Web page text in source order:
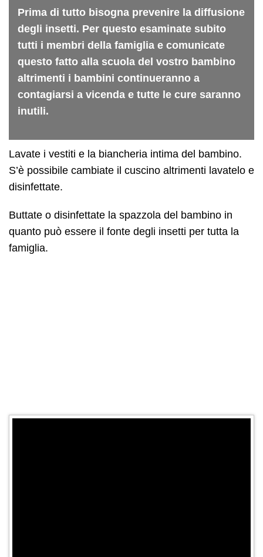
Prima di tutto bisogna prevenire la diffusione
degli insetti. Per questo esaminate subito
tutti i membri della famiglia e comunicate
questo fatto alla scuola del vostro bambino
altrimenti i bambini continueranno a
contagiarsi a vicenda e tutte le cure saranno
inutili.
Lavate i vestiti e la biancheria intima del bambino.
S’è possibile cambiate il cuscino altrimenti lavatelo e
disinfettate.
Buttate o disinfettate la spazzola del bambino in
quanto può essere il fonte degli insetti per tutta la
famiglia.